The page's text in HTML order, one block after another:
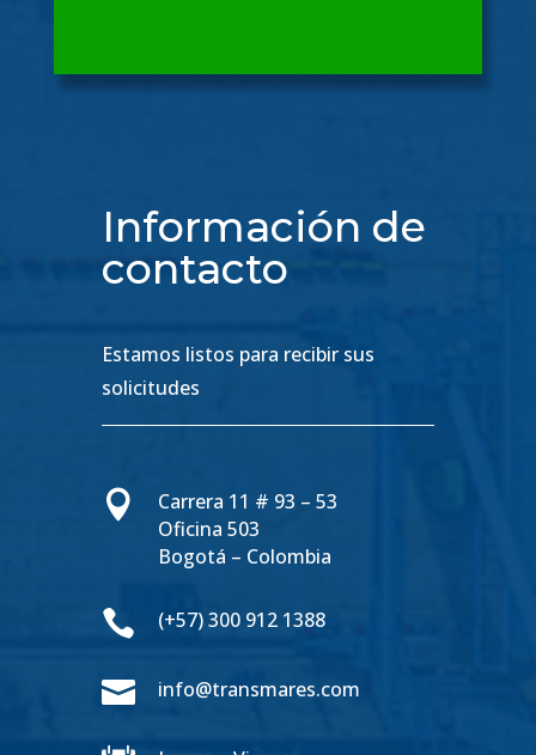
Información de
contacto
Estamos listos para recibir sus
solicitudes

Carrera 11 # 93 – 53
Oficina 503
Bogotá – Colombia
 (+57) 300 912 1388
 info@transmares.com